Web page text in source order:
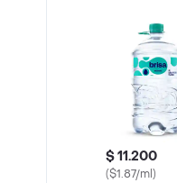
$ 11.200
($1.87/ml)